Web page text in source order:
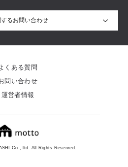
るお問い合わせ
Co., ltd. All Rights Reserved.
くある質問
問い合わせ
運営者情報